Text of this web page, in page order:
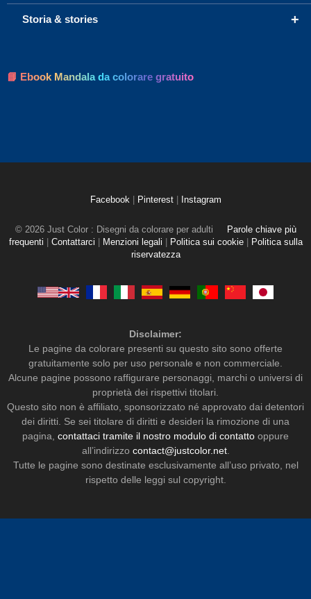
+
Storia & stories
📘 Ebook Mandala da colorare gratuito
Facebook Pinterest Instagram
© 2026 Just Color : Disegni da colorare per adulti
Parole chiave più
frequenti
Contattarci Menzioni legali Politica sui cookie
Politica sulla
riservatezza
Disclaimer:
Le pagine da colorare presenti su questo sito sono offerte
gratuitamente solo per uso personale e non commerciale.
Alcune pagine possono raffigurare personaggi, marchi o universi di
proprietà dei rispettivi titolari.
Questo sito non è affiliato, sponsorizzato né approvato dai detentori
dei diritti. Se sei titolare di diritti e desideri la rimozione di una
pagina, contattaci tramite il nostro modulo di contatto oppure
all’indirizzo contact@justcolor.net.
Tutte le pagine sono destinate esclusivamente all’uso privato, nel
rispetto delle leggi sul copyright.